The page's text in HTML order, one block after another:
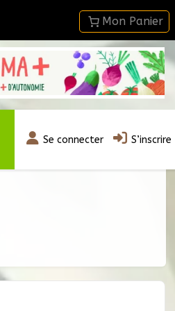
Se connecter S’inscrire